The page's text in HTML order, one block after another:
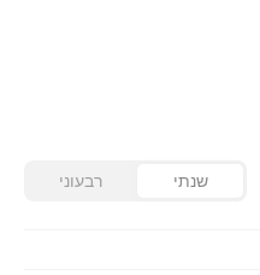
שנתי רבעוני